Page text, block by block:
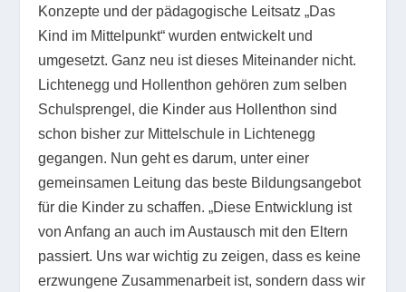
Konzepte und der pädagogische Leitsatz „Das
Kind im Mittelpunkt“ wurden entwickelt und
umgesetzt. Ganz neu ist dieses Miteinander nicht.
Lichtenegg und Hollenthon gehören zum selben
Schulsprengel, die Kinder aus Hollenthon sind
schon bisher zur Mittelschule in Lichtenegg
gegangen. Nun geht es darum, unter einer
gemeinsamen Leitung das beste Bildungsangebot
für die Kinder zu schaffen. „Diese Entwicklung ist
von Anfang an auch im Austausch mit den Eltern
passiert. Uns war wichtig zu zeigen, dass es keine
erzwungene Zusammenarbeit ist, sondern dass wir